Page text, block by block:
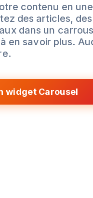
contenu en
des articles,
dans un
en savoir plus.
widget Carousel